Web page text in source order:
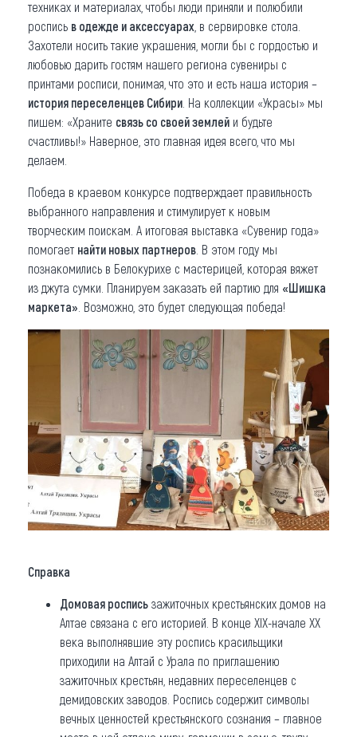
техниках и материалах, чтобы люди приняли и полюбили
роспись в одежде и аксессуарах , в сервировке стола.
Захотели носить такие украшения, могли бы с гордостью и
любовью дарить гостям нашего региона сувениры с
принтами росписи, понимая, что это и есть наша история –
история переселенцев Сибири . На коллекции «Украсы» мы
пишем: «Храните связь со своей землей и будьте
счастливы!» Наверное, это главная идея всего, что мы
делаем.
Победа в краевом конкурсе подтверждает правильность
выбранного направления и стимулирует к новым
творческим поискам. А итоговая выставка «Сувенир года»
помогает найти новых партнеров . В этом году мы
познакомились в Белокурихе с мастерицей, которая вяжет
из джута сумки. Планируем заказать ей партию для «Шишка
маркета» . Возможно, это будет следующая победа!
Справка
Домовая роспись зажиточных крестьянских домов на
Алтае связана с его историей. В конце XIX-начале ХХ
века выполнявшие эту роспись красильщики
приходили на Алтай с Урала по приглашению
зажиточных крестьян, недавних переселенцев с
демидовских заводов. Роспись содержит символы
вечных ценностей крестьянского сознания – главное